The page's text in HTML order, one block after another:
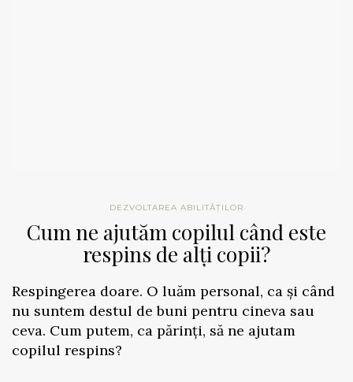
DEZVOLTAREA ABILITĂȚILOR
Cum ne ajutăm copilul când este
respins de alți copii?
Respingerea doare. O luăm personal, ca și când
nu suntem destul de buni pentru cineva sau
ceva. Cum putem, ca părinți, să ne ajutam
copilul respins?